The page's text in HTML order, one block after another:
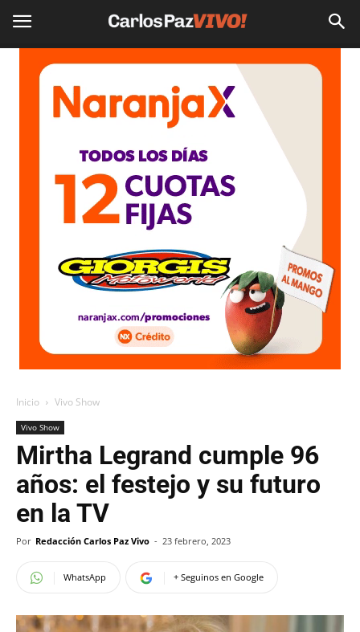
Inicio Vivo Show
Vivo Show
Mirtha Legrand cumple 96
años: el festejo y su futuro
en la TV
Por Redacción Carlos Paz Vivo - 23 febrero, 2023
WhatsApp + Seguinos en Google